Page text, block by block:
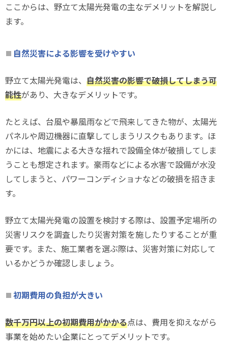
ここからは、野立て太陽光発電の主なデメリットを解説し
ます。
自然災害による影響を受けやすい
野立て太陽光発電は、 自然災害の影響で破損してしまう可
能性があり、大きなデメリットです。
たとえば、台風や暴風雨などで飛来してきた物が、太陽光
パネルや周辺機器に直撃してしまうリスクもあります。ほ
かには、地震による大きな揺れで設備全体が破損してしま
うことも想定されます。豪雨などによる水害で設備が水没
してしまうと、パワーコンディショナなどの破損を招きま
す。
野立て太陽光発電の設置を検討する際は、設置予定場所の
災害リスクを調査したり災害対策を施したりすることが重
要です。また、施工業者を選ぶ際は、災害対策に対応して
いるかどうか確認しましょう。
初期費用の負担が大きい
数千万円以上の初期費用がかかる点は、費用を抑えながら
事業を始めたい企業にとってデメリットです。